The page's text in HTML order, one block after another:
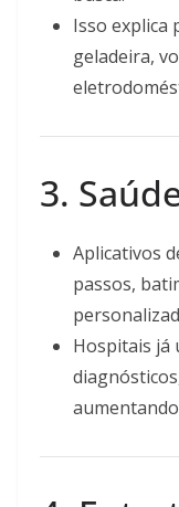
Isso explica
geladeira,
3.
Aplicativos
passos,
Hospitais já